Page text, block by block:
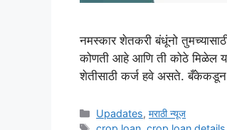
नमस्कार शेतकरी बंधूंनो
कोणती आहे आणि ती कोठे मिळेल
शेतीसाठी कर्ज हवे असते. बँकेकडून
Categories
Upadates,मराठी न्यूज
Tags